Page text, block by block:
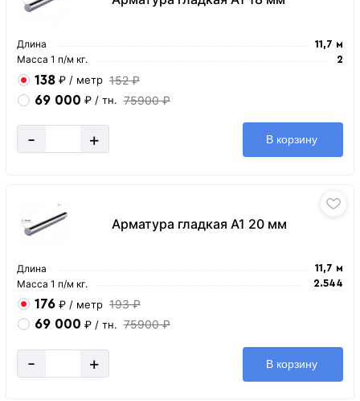
Длина 11,7 м
Масса 1 п/м кг. 2
138 ₽ / метр 152 ₽
69 000 ₽ / тн. 75900 ₽
- + В корзину
Арматура гладкая А1 20 мм
Длина 11,7 м
Масса 1 п/м кг. 2.544
176 ₽ / метр 193 ₽
69 000 ₽ / тн. 75900 ₽
- + В корзину